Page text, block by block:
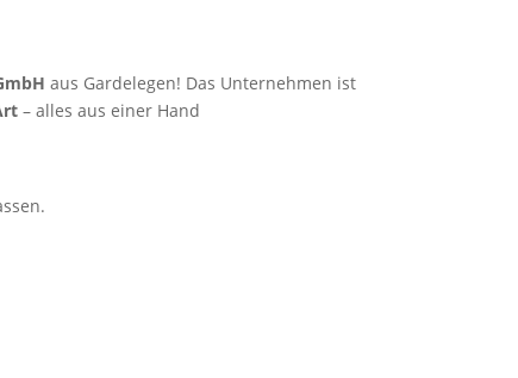
aus Gardelegen! Das Unternehmen ist
– alles aus einer Hand